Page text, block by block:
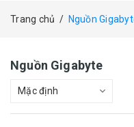
Trang chủ / Nguồn
Nguồn Gigabyte